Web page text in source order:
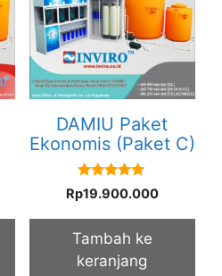
DAMIU Paket
Ekonomis (Paket C)
5.00
out of 5
Rp19.900.000
Tambah ke
keranjang